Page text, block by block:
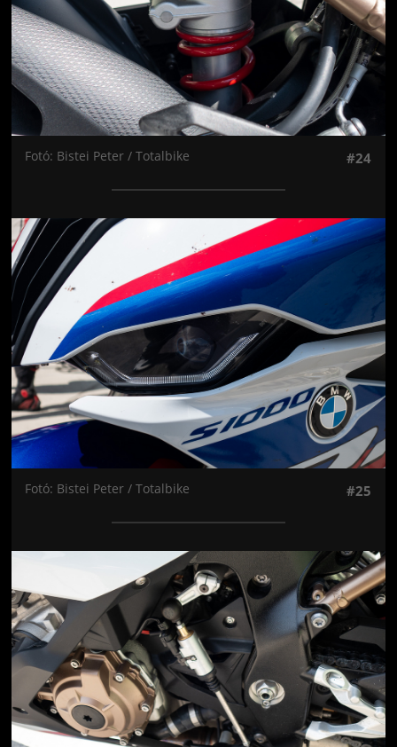
Fotó: Bistei Peter / Totalbike #24
Jön még kép!
Fotó: Bistei Peter / Totalbike #25
Jön még kép!